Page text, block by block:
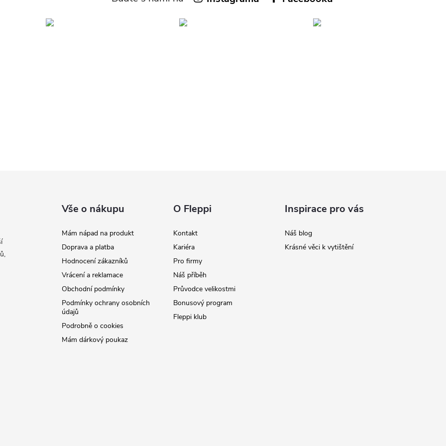
Vše o nákupu
Mám nápad na produkt
Doprava a platba
Hodnocení zákazníků
Vrácení a reklamace
Obchodní podmínky
Podmínky ochrany osobních
údajů
Podrobně o cookies
Mám dárkový poukaz
O Fleppi
Kontakt
Kariéra
Pro firmy
Náš příběh
Průvodce velikostmi
Bonusový program
Fleppi klub
Inspirace pro vás
Náš blog
Krásné věci k vytištění